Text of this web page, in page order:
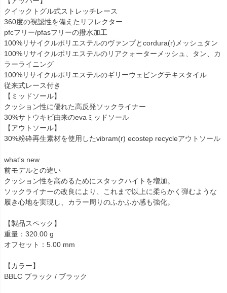
クイックトグル式ストレッチレース
360度の視認性を備えたリフレクター
pfcフリー/pfasフリーの撥水加工
100%リサイクルポリエステルのヴァンプとcordura(r)メッシュタン
100%リサイクルポリエステルのリアクォーターメッシュ、タン、カ
ラーライニング
100%リサイクルポリエステルのギリーウェビングテキスタイル
従来式レース付き
【ミッドソール】
クッション性に優れた高反発ソックライナー
30%サトウキビ由来のevaミッドソール
【アウトソール】
30%粉砕再生素材を使用したvibram(r) ecostep recycleアウトソール
what's new
前モデルとの違い
クッション性を高めるためにスタックハイトを増加。
ソックライナーの改良により、これまで以上に柔らかく弾むような
履き心地を実現し、カラー周りのふかふか感も強化。
【製品スペック】
重量：320.00 g
オフセット：5.00 mm
【カラー】
BBLC ブラック / ブラック